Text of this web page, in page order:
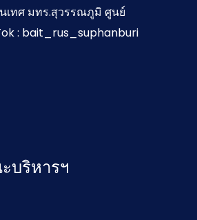
เทศ มทร.สุวรรณภูมิ ศูนย์
: bait_rus_suphanburi
บริหารฯ